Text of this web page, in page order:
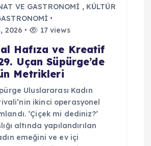
VE GASTRONOMİ , KÜLTÜR
2026
17 views
Hafıza ve Kreatif
Uçan Süpürge’de
Metrikleri
Uluslararası Kadın
ikinci operasyonel
‘Çiçek mi dediniz?’
altında yapılandırılan
emeğini ve ev içi